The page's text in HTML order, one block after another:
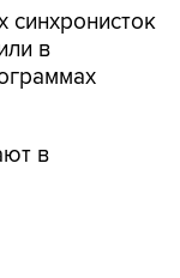
синхронисток
в
в